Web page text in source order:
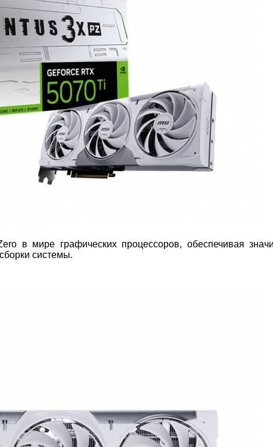
в мире графических процессоров, обеспечивая
системы.